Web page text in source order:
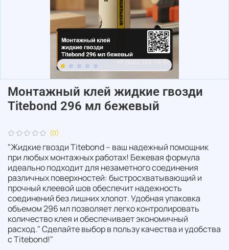
(0)
Монтажный клей жидкие гвозди
Titebond 296 мл бежевый
"Жидкие гвозди Titebond – ваш надежный помощник
при любых монтажных работах! Бежевая формула
идеально подходит для незаметного соединения
различных поверхностей: быстросхватывающий и
прочный клеевой шов обеспечит надежность
соединений без лишних хлопот. Удобная упаковка
объемом 296 мл позволяет легко контролировать
количество клея и обеспечивает экономичный
расход." Сделайте выбор в пользу качества и удобства
с Titebond!"